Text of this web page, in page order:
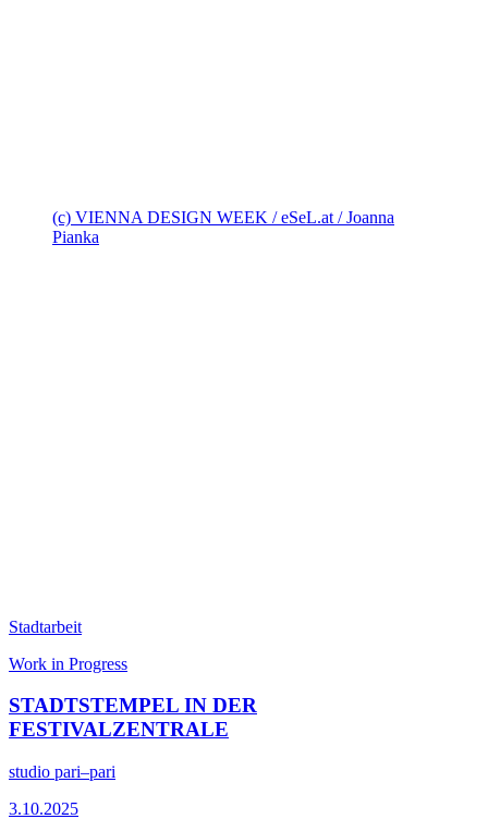
(c) VIENNA DESIGN WEEK / eSeL.at / Joanna
Pianka
Stadtarbeit
Work in Progress
STADTSTEMPEL IN DER
FESTIVALZENTRALE
studio pari–pari
3.10.2025